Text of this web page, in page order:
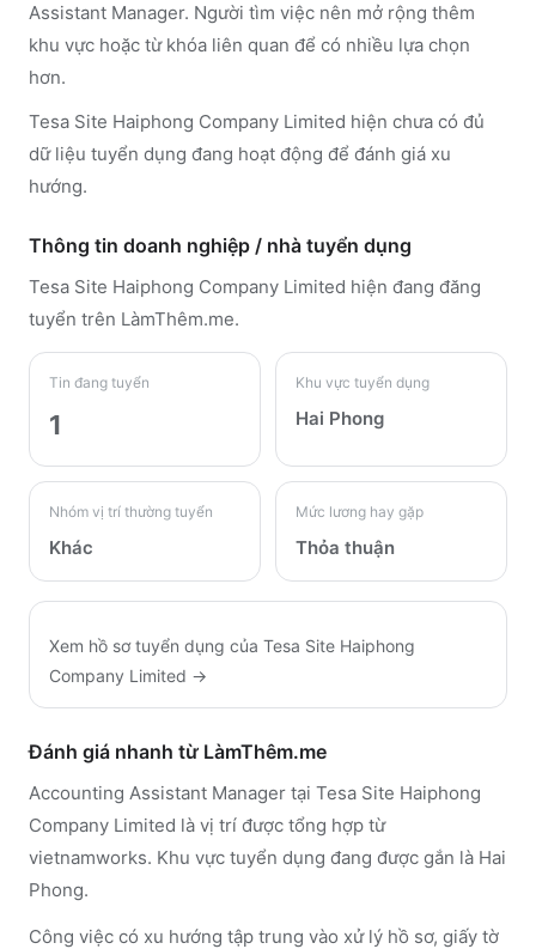
Assistant Manager. Người tìm việc nên mở rộng thêm
khu vực hoặc từ khóa liên quan để có nhiều lựa chọn
hơn.
Tesa Site Haiphong Company Limited hiện chưa có đủ
dữ liệu tuyển dụng đang hoạt động để đánh giá xu
hướng.
Thông tin doanh nghiệp / nhà tuyển dụng
Tesa Site Haiphong Company Limited hiện đang đăng
tuyển trên LàmThêm.me.
Tin đang tuyển
1
Khu vực tuyển dụng
Hai Phong
Nhóm vị trí thường tuyển
Khác
Mức lương hay gặp
Thỏa thuận
Xem hồ sơ tuyển dụng của Tesa Site Haiphong
Company Limited →
Đánh giá nhanh từ LàmThêm.me
Accounting Assistant Manager tại Tesa Site Haiphong
Company Limited là vị trí được tổng hợp từ
vietnamworks. Khu vực tuyển dụng đang được gắn là Hai
Phong.
Công việc có xu hướng tập trung vào xử lý hồ sơ, giấy tờ